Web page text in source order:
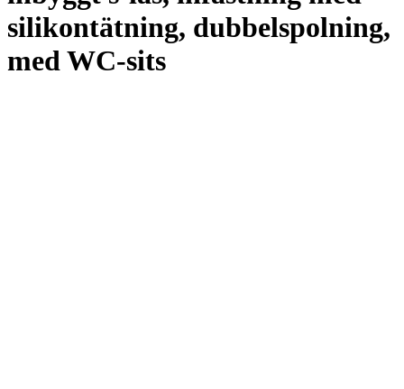
silikontätning, dubbelspolning,
med WC-sits